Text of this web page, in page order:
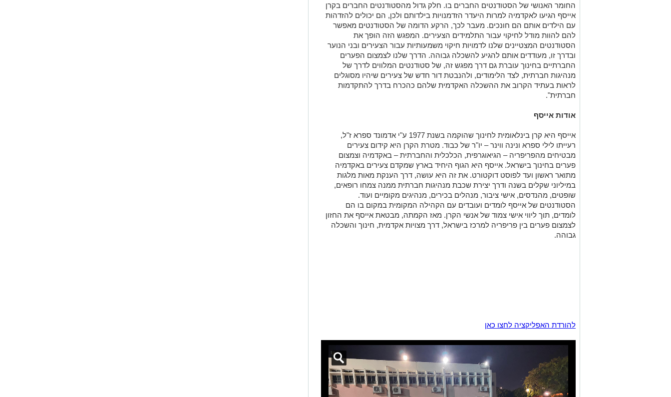
החומר האנושי של הסטודנטים החברים בו. חלק גדול מהסטודנטים החברים בקרן
אייסף הגיעו לאקדמיה למרות היעדר הזדמנויות בילדותם ולכן, הם יכולים להזדהות
עם הילדים אותם הם חונכים. מעבר לכך, הרקע הדומה של הסטודנטים מאפשר
להם להוות מודל לחיקוי עבור התלמידים הצעירים. המפגש הזה הופך את
הסטודנטים המצטיינים שלנו לדמויות חיקוי משמעותיות עבור הצעירים ובני הנוער
ובדרך זו, מעודדים אותם להגיע להשכלה גבוהה. הדרך שלנו לצמצום הפערים
החברתיים בחינוך עוברת גם דרך מפגש זה, של סטודנטים המלווים לדרך של
מנהיגות חברתית, לצד הלימודים, ולהנבטת דור חדש של צעירים שיהיו מסוגלים
לראות בעתיד הקרוב את ההשכלה האקדמית שלהם כהכרח בדרך להתקדמות
חברתית".
אודות אייסף
אייסף היא קרן בינלאומית לחינוך שהוקמה בשנת 1977 ע"י אדמונד ספרא ז"ל,
רעייתו לילי ספרא ונינה ווינר – יו"ר של כבוד. מטרת הקרן היא קידום צעירים
מבטיחים מהפריפריה – הגיאוגרפית, הכלכלית והחברתית – באקדמיה וצמצום
פערים בחינוך בישראל. אייסף היא הגוף היחיד בארץ שמקדם צעירים באקדמיה
מתואר ראשון ועד לפוסט דוקטורט. את זה היא עושה, דרך הענקת מאות מלגות
במיליוני שקלים בשנה ודרך יצירת שכבת מנהיגות חברתית ממנה צמחו רופאים,
שופטים, מהנדסים, אישי ציבור, מנהלים בכירים, מנהיגים מקומיים ועוד.
הסטודנטים של אייסף לומדים ועובדים עם הקהילה המקומית במקום בו הם
לומדים, תוך ליווי אישי צמוד של אנשי הקרן. מאז הקמתה, מבטאת אייסף את החזון
לצמצום פערים בין פריפריה למרכז בישראל, דרך מצויות אקדמית, חינוך והשכלה
גבוהה.
להורדת האפליקציה לחצו כאן